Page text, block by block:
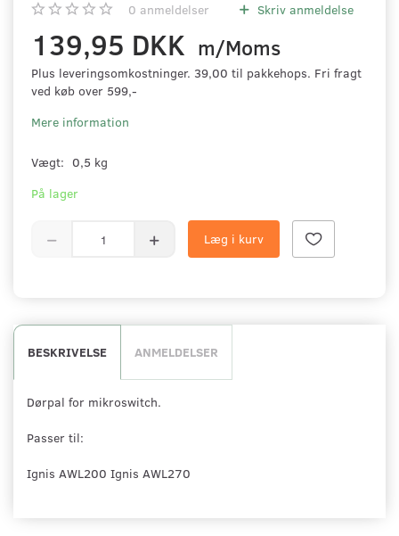
0 anmeldelser Skriv anmeldelse
139,95 DKK m/Moms
Plus leveringsomkostninger. 39,00 til pakkehops. Fri fragt
ved køb over 599,-
Mere information
Vægt: 0,5 kg
På lager
Læg i kurv
BESKRIVELSE ANMELDELSER
Dørpal for mikroswitch.
Passer til:
Ignis AWL200 Ignis AWL270